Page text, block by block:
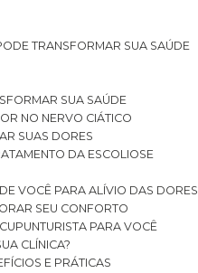
TRANSFORMAR SUA SAÚDE
SUA SAÚDE
NO NERVO CIÁTICO
SUAS DORES
DA ESCOLIOSE
VOCÊ PARA ALÍVIO DAS DORES
SEU CONFORTO
PARA VOCÊ
CLÍNICA?
E PRÁTICAS